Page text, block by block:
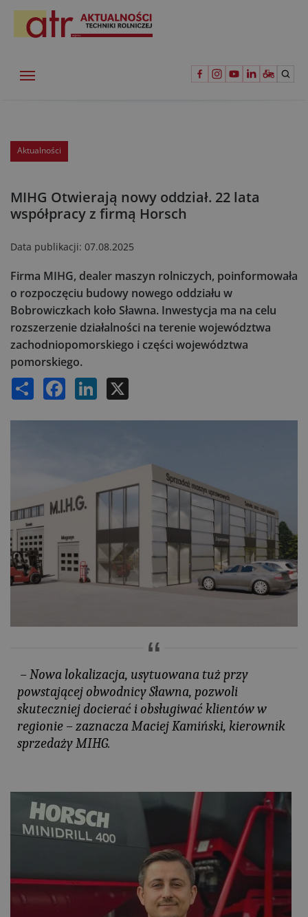
Aktualności
MIHG Otwierają nowy oddział. 22 lata
współpracy z firmą Horsch
Data publikacji: 07.08.2025
Firma MIHG, dealer maszyn rolniczych, poinformowała
o rozpoczęciu budowy nowego oddziału w
Bobrowiczkach koło Sławna. Inwestycja ma na celu
rozszerzenie działalności na terenie województwa
zachodniopomorskiego i części województwa
pomorskiego.
Share Facebook LinkedIn
– Nowa lokalizacja, usytuowana tuż przy
powstającej obwodnicy Sławna, pozwoli
skuteczniej docierać i obsługiwać klientów w
regionie – zaznacza Maciej Kamiński, kierownik
sprzedaży MIHG.